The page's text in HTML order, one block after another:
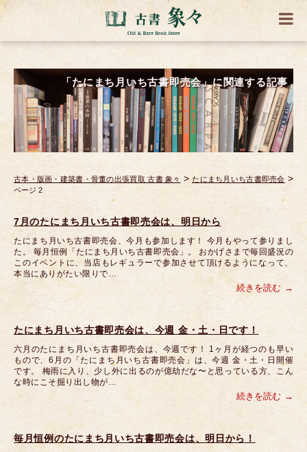
「たにまち月いち古書即売会」に関連する記事
古本・版画・建築書・骨董の出張買取 古書 象々 >たにまち月いち古書即売会 >
ページ 2
7月のたにまち月いち古書即売会は、明日から
たにまち月いち古書即売会、今月も参加します！ 今月もやって参りまし
た。 毎月恒例「たにまち月いち古書即売会」。 おかげさまで毎回盛況の
このイベントに、当店もレギュラーで参加させて頂けるようになって、
本当にありがたい限りで…
続きを読む
たにまち月いち古書即売会は、今週 金・土・日です！
六月のたにまち月いち古書即売会は、今週です！ 1ヶ月が経つのも早い
もので、6月の「たにまち月いち古書即売会」は、今週 金・土・日開催
です。 梅雨に入り、少し外に出るのが億劫だな〜と思っている方、こん
な時にこそ掘り出し物が…
続きを読む
毎月恒例のたにまち月いち古書即売会は、明日から！